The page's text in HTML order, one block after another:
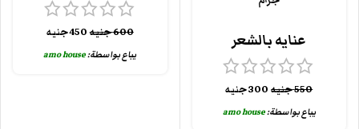
عنايه بالشعر
550جنيه 300جنيه
يباع بواسطة:amo house
600جنيه450جنيه
يباع بواسطة:amo house